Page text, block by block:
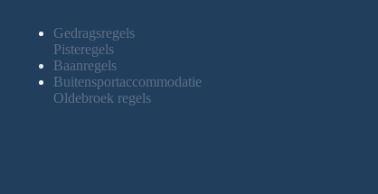
Gedragsregels
Pisteregels
Baanregels
Buitensportaccommodatie
Oldebroek regels